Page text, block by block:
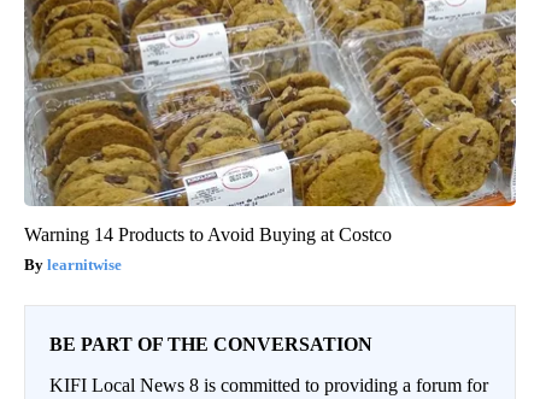
Warning 14 Products to Avoid Buying at Costco
learnitwise
BE PART OF THE CONVERSATION
KIFI Local News 8 is committed to providing a forum for